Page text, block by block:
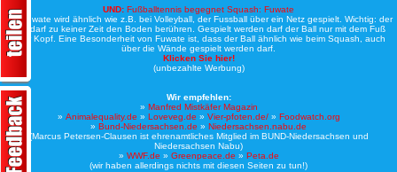
UND: Fußballtennis begegnet Squash: Fuwate
Bei Fuwate wird ähnlich wie z.B. bei Volleyball, der Fussball über ein Netz gespielt. Wichtig: der
Ball darf zu keiner Zeit den Boden berühren. Gespielt werden darf der Ball nur mit dem Fuß
oder Kopf. Eine Besonderheit von Fuwate ist, dass der Ball ähnlich wie beim Squash, auch
über die Wände gespielt werden darf.
Klicken Sie hier!
(unbezahlte Werbung)
Wir empfehlen:
» Manfred Mistkäfer Magazin
» Animalequality.de » Loveveg.de » Vier-pfoten.de/» Foodwatch.org
» Bund-Niedersachsen.de » Niedersachsen.nabu.de
(Marcus Petersen-Clausen ist ehrenamtliches Mitglied im BUND-Niedersachsen und
Niedersachsen Nabu)
» WWF.de » Greenpeace.de » Peta.de
(wir haben allerdings nichts mit diesen Seiten zu tun!)